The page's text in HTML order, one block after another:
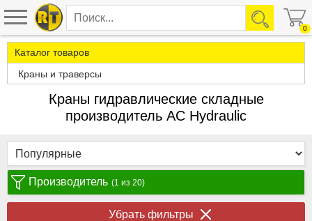
0
Каталог товаров
Краны и траверсы
Краны гидравлические складные
производитель AC Hydraulic
Производитель (1 из 20)
Убрать фильтры